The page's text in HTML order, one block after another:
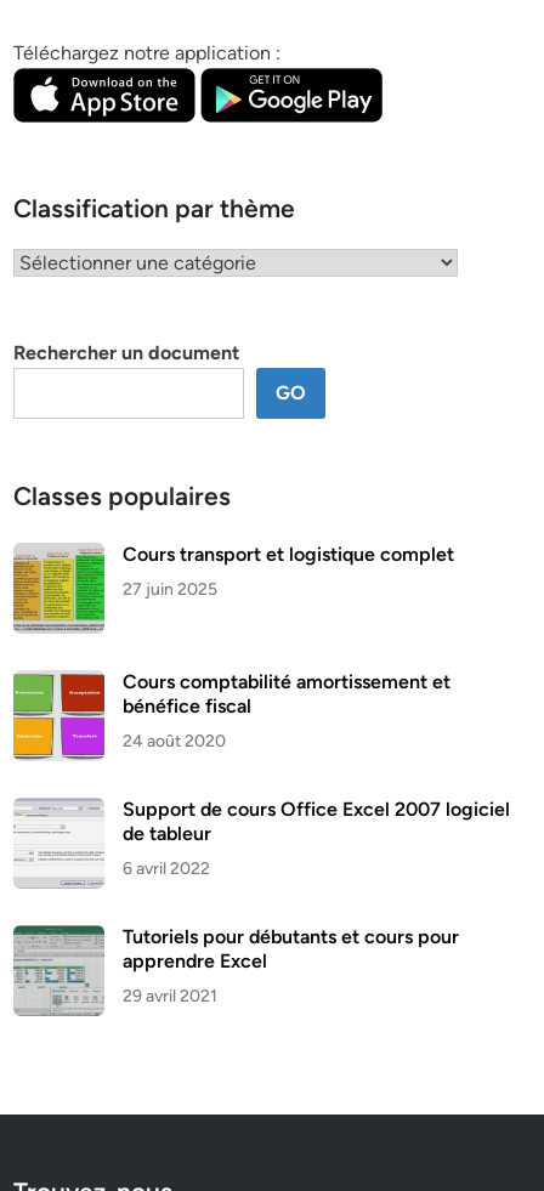
Téléchargez notre application :
Classification par thème
Classification
Rechercher un document
GO
Classes populaires
Cours transport et logistique complet
27 juin 2025
Cours comptabilité amortissement et
bénéfice fiscal
24 août 2020
Support de cours Office Excel 2007 logiciel
de tableur
6 avril 2022
Tutoriels pour débutants et cours pour
apprendre Excel
29 avril 2021